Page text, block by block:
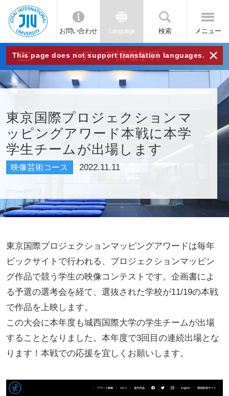
JIU
城西
国際
大学
お問い合わせ Language 検索 メニュー
This page does not support translation languages. ×
メディア情報学科
東京国際プロジェクションマ
ッピングアワード本戦に本学
学生チームが出場します
映像芸術コース 2022.11.11
東京国際プロジェクションマッピングアワードは毎年
ビックサイトで行われる、プロジェクションマッピン
グ作品で競う学生の映像コンテストです。企画書によ
る予選の選考会を経て、選抜された学校が11/19の本戦
で作品を上映します。
この大会に本年度も城西国際大学の学生チームが出場
することとなりました。本年度で3回目の連続出場とな
ります！本戦での応援を宜しくお願いします。